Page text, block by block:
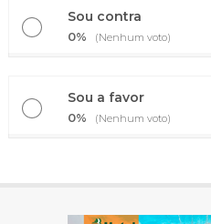
Sou contra
0% (Nenhum voto)
Sou a favor
0% (Nenhum voto)